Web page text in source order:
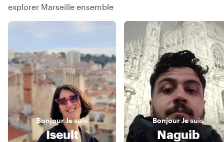
explorer Marseille ensemble
BonjourJe suis
Iseult
BonjourJe suis
Naguib